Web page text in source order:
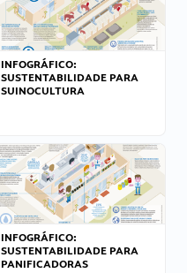
INFOGRÁFICO:
SUSTENTABILIDADE PARA
SUINOCULTURA
INFOGRÁFICO:
SUSTENTABILIDADE PARA
PANIFICADORAS